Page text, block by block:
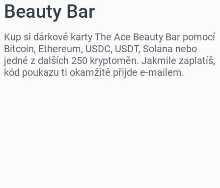
Beauty Bar
Kup si dárkové karty The Ace Beauty Bar pomocí
Bitcoin, Ethereum, USDC, USDT, Solana nebo
jedné z dalších 250 kryptoměn. Jakmile zaplatíš,
kód poukazu ti okamžitě přijde e-mailem.